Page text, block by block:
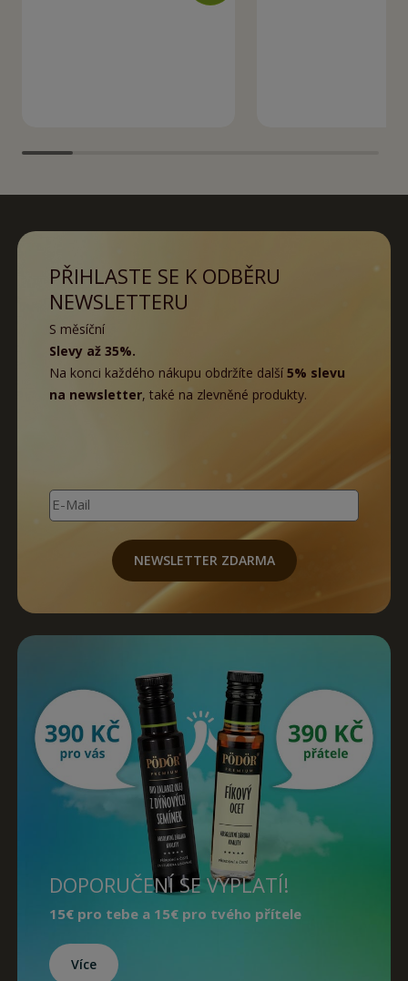
PŘIHLASTE SE K ODBĚRU
NEWSLETTERU
S měsíční
Slevy až 35%.
Na konci každého nákupu obdržíte další 5% slevu
na newsletter, také na zlevněné produkty.
E-Mail
NEWSLETTER ZDARMA
DOPORUČENÍ SE VYPLATÍ!
15€ pro tebe a 15€ pro tvého přítele
Více